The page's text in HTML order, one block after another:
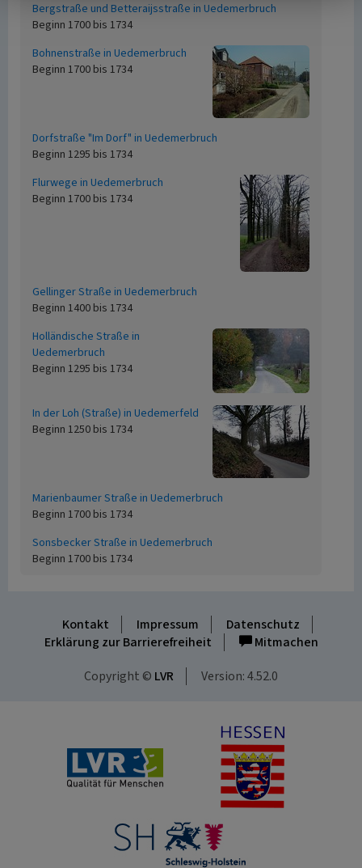
Bergstraße und Betteraijsstraße in Uedemerbruch
Beginn 1700 bis 1734
Bohnenstraße in Uedemerbruch
Beginn 1700 bis 1734
Dorfstraße "Im Dorf" in Uedemerbruch
Beginn 1295 bis 1734
Flurwege in Uedemerbruch
Beginn 1700 bis 1734
Gellinger Straße in Uedemerbruch
Beginn 1400 bis 1734
Holländische Straße in
Uedemerbruch
Beginn 1295 bis 1734
In der Loh (Straße) in Uedemerfeld
Beginn 1250 bis 1734
Marienbaumer Straße in Uedemerbruch
Beginn 1700 bis 1734
Sonsbecker Straße in Uedemerbruch
Beginn 1700 bis 1734
Kontakt Impressum
Datenschutz
Erklärung zur Barrierefreiheit
Mitmachen
Copyright © LVR Version: 4.52.0